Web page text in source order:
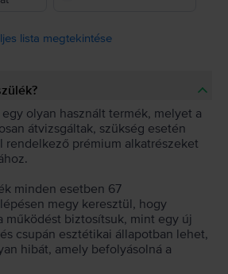
lista megtekintése
olyan használt termék, melyet a
átvizsgáltak, szükség esetén
rendelkező prémium alkatrészeket
minden esetben 67
megy keresztül, hogy
működést biztosítsuk, mint egy új
csupán esztétikai állapotban lehet,
hibát, amely befolyásolná a